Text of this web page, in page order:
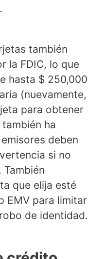
también
la FDIC, lo que
hasta $ 250,000
(nuevamente,
para obtener
ha
deben
si no
que elija esté
EMV para limitar
de identidad.